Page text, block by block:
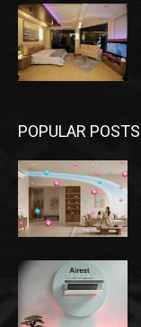
POPULAR POSTS